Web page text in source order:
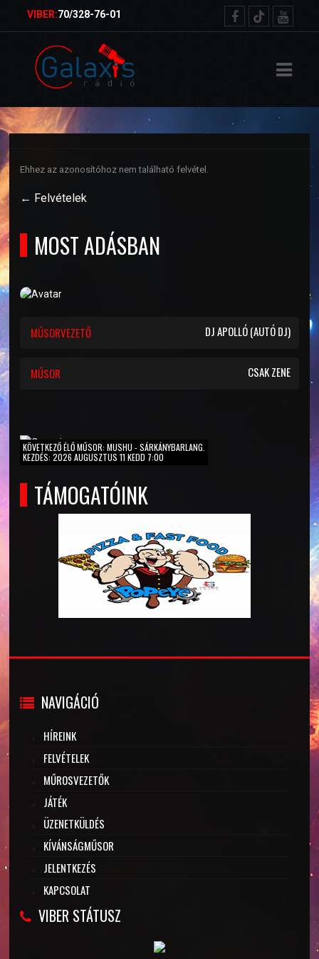
VIBER:70/328-76-01
Ehhez az azonosítóhoz nem található felvétel.
← Felvételek
MOST ADÁSBAN
MŰSORVEZETŐ DJ APOLLÓ (AUTÓ DJ)
MŰSOR CSAK ZENE
KÖVETKEZŐ ÉLŐ MŰSOR: MUSHU - SÁRKÁNYBARLANG.
KEZDÉS: 2026 AUGUSZTUS 11 KEDD 7:00
TÁMOGATÓINK
NAVIGÁCIÓ
HÍREINK
FELVÉTELEK
MŰROSVEZETŐK
JÁTÉK
ÜZENETKÜLDÉS
KÍVÁNSÁGMŰSOR
JELENTKEZÉS
KAPCSOLAT
VIBER STÁTUSZ